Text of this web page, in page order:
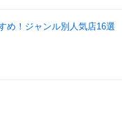
め！ジャンル別人気店16選